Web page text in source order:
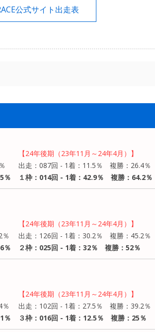
公式サイト出走表
％
【24年後期（23年11月～24年4月）】
出走：087回 - 1着：11.5％ 複勝：26.4％
１枠：014回 - 1着：42.9％ 複勝：64.2％
％
【24年後期（23年11月～24年4月）】
出走：126回 - 1着：30.2％ 複勝：45.2％
２枠：025回 - 1着：32％ 複勝：52％
％
【24年後期（23年11月～24年4月）】
出走：102回 - 1着：27.5％ 複勝：39.2％
３枠：016回 - 1着：12.5％ 複勝：25％